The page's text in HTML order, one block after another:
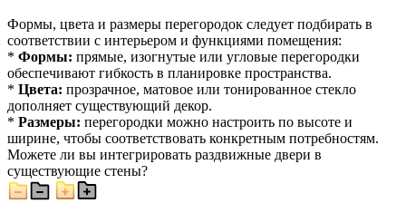
Формы, цвета и размеры перегородок следует подбирать в
соответствии с интерьером и функциями помещения:
* Формы: прямые, изогнутые или угловые перегородки
обеспечивают гибкость в планировке пространства.
* Цвета: прозрачное, матовое или тонированное стекло
дополняет существующий декор.
* Размеры: перегородки можно настроить по высоте и
ширине, чтобы соответствовать конкретным потребностям.
Можете ли вы интегрировать раздвижные двери в
существующие стены?